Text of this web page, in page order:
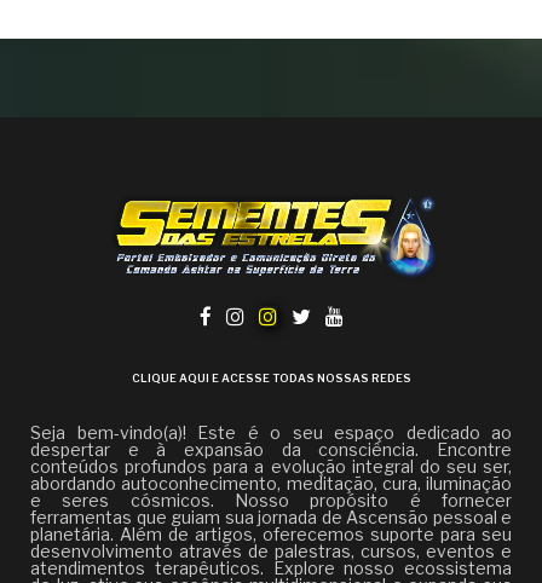
CLIQUE AQUI E ACESSE TODAS NOSSAS REDES
Seja bem-vindo(a)! Este é o seu espaço dedicado ao
despertar e à expansão da consciência. Encontre
conteúdos profundos para a evolução integral do seu ser,
abordando autoconhecimento, meditação, cura, iluminação
e seres cósmicos. Nosso propósito é fornecer
ferramentas que guiam sua jornada de Ascensão pessoal e
planetária. Além de artigos, oferecemos suporte para seu
desenvolvimento através de palestras, cursos, eventos e
atendimentos terapêuticos. Explore nosso ecossistema